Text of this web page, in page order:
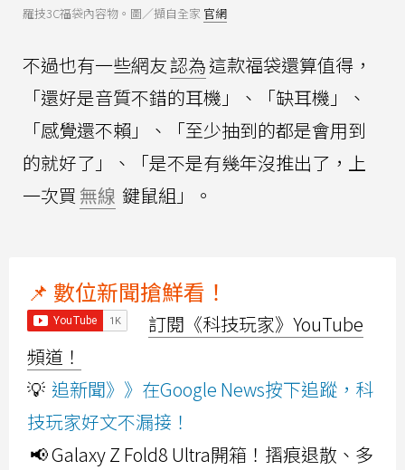
羅技3C福袋內容物。圖／擷自全家 官網
不過也有一些網友認為這款福袋還算值得，
「還好是音質不錯的耳機」、「缺耳機」、
「感覺還不賴」、「至少抽到的都是會用到
的就好了」、「是不是有幾年沒推出了，上
一次買 無線 鍵鼠組」。
📌 數位新聞搶鮮看！
訂閱《科技玩家》YouTube
頻道！
💡 追新聞》》在Google News按下追蹤，科
技玩家好文不漏接！
📢 Galaxy Z Fold8 Ultra開箱！摺痕退散、多